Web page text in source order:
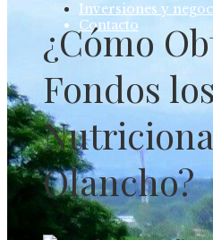
Contacto
Inversiones y
¿Cómo
Fondos
Olancho?